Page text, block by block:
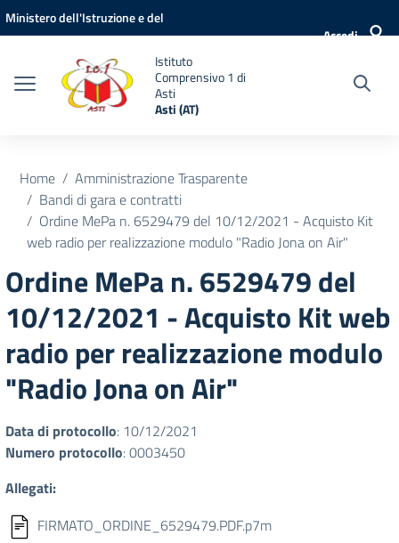
Vai ai contenuti
Vai al menu di navigazione
Vai al footer
Ministero dell'Istruzione e del
Accedi
Istituto
Comprensivo 1 di
Asti
Asti (AT)
Home
Amministrazione Trasparente
Bandi di gara e contratti
Ordine MePa n. 6529479 del 10/12/2021 - Acquisto Kit
web radio per realizzazione modulo "Radio Jona on Air"
Ordine MePa n. 6529479 del
10/12/2021 - Acquisto Kit web
radio per realizzazione modulo
"Radio Jona on Air"
Data di protocollo: 10/12/2021
Numero protocollo: 0003450
Allegati:
FIRMATO_ORDINE_6529479.PDF.p7m